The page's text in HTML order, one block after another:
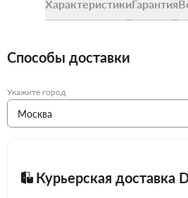
ХарактеристикиГарантия
Способы доставки
Укажите город
Курьерская доставка